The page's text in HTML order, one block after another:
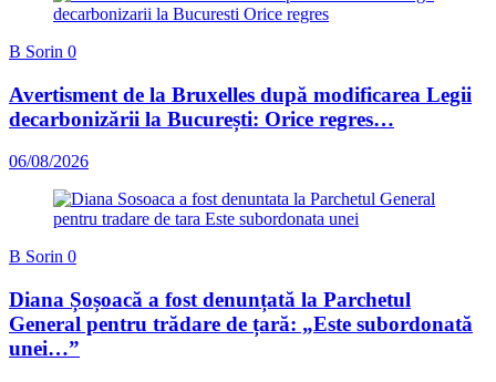
B Sorin 0
Avertisment de la Bruxelles după modificarea Legii
decarbonizării la București: Orice regres…
06/08/2026
B Sorin 0
Diana Șoșoacă a fost denunțată la Parchetul
General pentru trădare de țară: „Este subordonată
unei…”